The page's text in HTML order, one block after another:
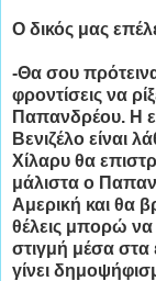
Ο δικός μας
-Θα σου πρότεινα
φροντίσεις να
Παπανδρέου. Η
Βενιζέλο είναι
Χίλαρυ θα
μάλιστα ο
Αμερική και θα
θέλεις μπορώ να
στιγμή μέσα
γίνει